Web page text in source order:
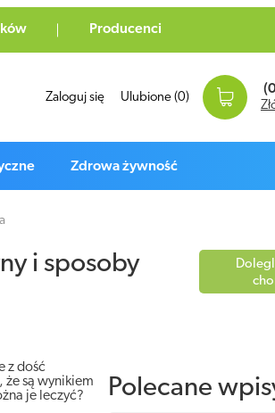
Producenci
Zaloguj się Ulubione (0)
Zdrowa żywność
i sposoby
z dość
że są wynikiem
je leczyć?
Polecane